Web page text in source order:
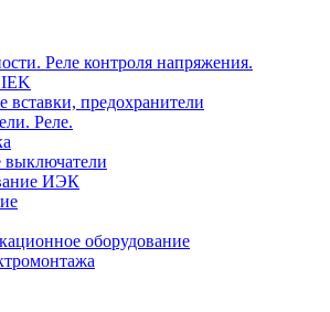
Реле контроля напряжения.
вставки, предохранители
Реле.
ИЭК
оборудование